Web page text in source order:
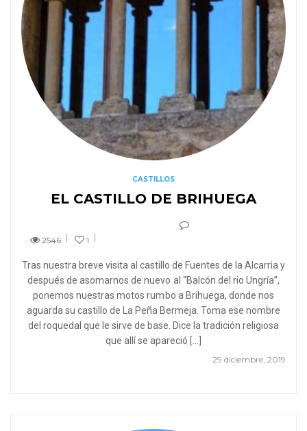
CASTILLOS
EL CASTILLO DE BRIHUEGA
2546 1
29 diciembre, 2019
Tras nuestra breve visita al castillo de Fuentes de la Alcarria y
después de asomarnos de nuevo al “Balcón del rio Ungría”,
ponemos nuestras motos rumbo a Brihuega, donde nos
aguarda su castillo de La Peña Bermeja. Toma ese nombre
del roquedal que le sirve de base. Dice la tradición religiosa
que allí se apareció […]